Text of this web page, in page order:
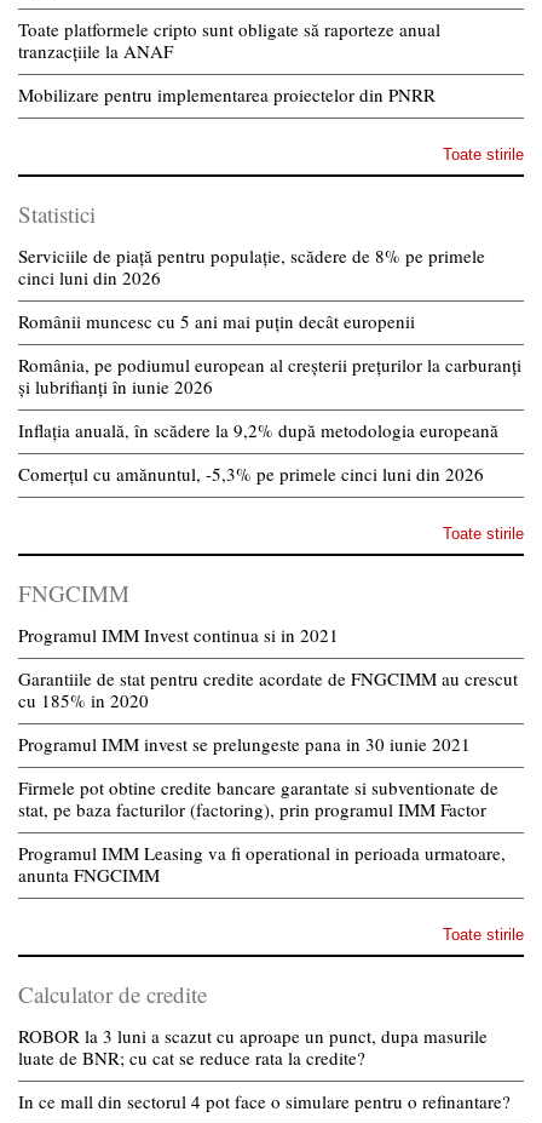
Toate platformele cripto sunt obligate să raporteze anual
tranzacțiile la ANAF
Mobilizare pentru implementarea proiectelor din PNRR
Toate stirile
Statistici
Serviciile de piață pentru populație, scădere de 8% pe primele
cinci luni din 2026
Românii muncesc cu 5 ani mai puțin decât europenii
România, pe podiumul european al creșterii prețurilor la carburanți
și lubrifianți în iunie 2026
Inflația anuală, în scădere la 9,2% după metodologia europeană
Comerțul cu amănuntul, -5,3% pe primele cinci luni din 2026
Toate stirile
FNGCIMM
Programul IMM Invest continua si in 2021
Garantiile de stat pentru credite acordate de FNGCIMM au crescut
cu 185% in 2020
Programul IMM invest se prelungeste pana in 30 iunie 2021
Firmele pot obtine credite bancare garantate si subventionate de
stat, pe baza facturilor (factoring), prin programul IMM Factor
Programul IMM Leasing va fi operational in perioada urmatoare,
anunta FNGCIMM
Toate stirile
Calculator de credite
ROBOR la 3 luni a scazut cu aproape un punct, dupa masurile
luate de BNR; cu cat se reduce rata la credite?
In ce mall din sectorul 4 pot face o simulare pentru o refinantare?